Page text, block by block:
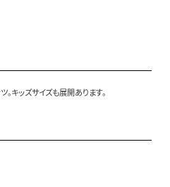
キッズサイズも展開あります。